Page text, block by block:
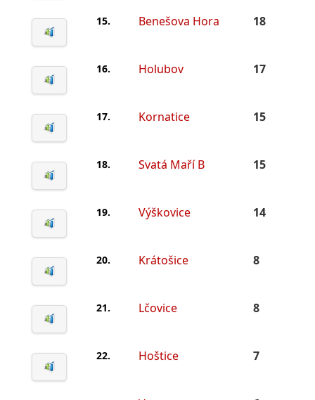
15. Benešova Hora 18
16. Holubov 17
17. Kornatice 15
18. Svatá Maří B 15
19. Výškovice 14
20. Krátošice 8
21. Lčovice 8
22. Hoštice 7